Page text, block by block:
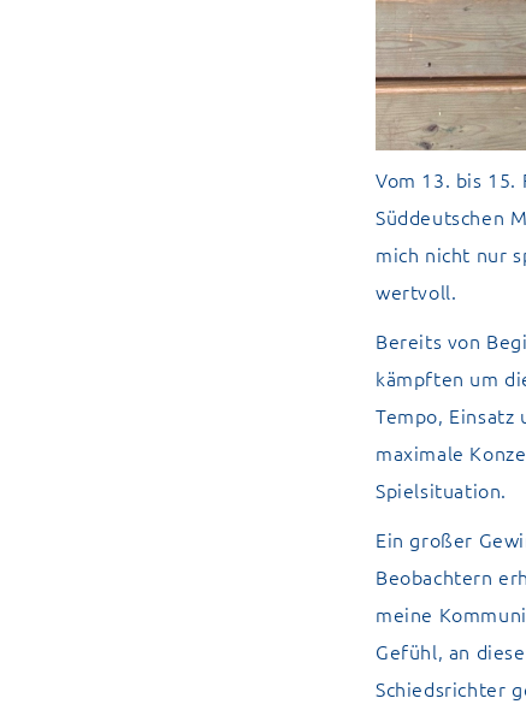
Vom 13. bis
Süddeutschen
mich nicht nur
wertvoll.
Bereits von
kämpften um
Tempo,
maximale
Spielsituation.
Ein großer
Beobachtern
meine
Gefühl, an
Schiedsrichter